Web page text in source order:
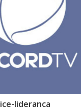
liderança